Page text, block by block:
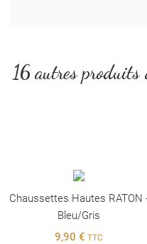
16 autres produits
Chaussettes Hautes RATON
Bleu/Gris
9,90 € TTC